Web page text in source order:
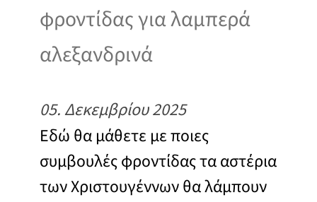
φροντίδας για λαμπερά
αλεξανδρινά
05. Δεκεμβρίου 2025
Εδώ θα μάθετε με ποιες
συμβουλές φροντίδας τα αστέρια
των Χριστουγέννων θα λάμπουν